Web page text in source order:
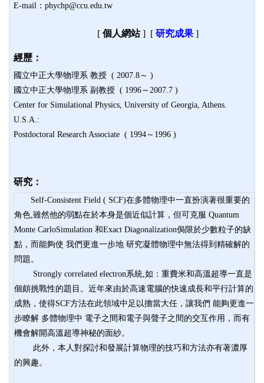
E-mail：phychp@ccu.edu.tw
[ 個人網站 ] [ 研究成果 ]
經歷：
國立中正大學物理系 教授 ( 2007.8～ )
國立中正大學物理系 副教授 ( 1996～2007.7 )
Center for Simulational Physics, University of Georgia, Athens.
U.S.A.:
Postdoctoral Research Associate ( 1994～1996 )
研究：
Self-Consistent Field ( SCF)在多體物理中一直扮演著很重要的
角色,雖然他的弱點在於本身是個近似計算，但可克服 Quantum
Monte CarloSimulation 和Exact Diagonalization侷限於少數粒子的缺
點，而能夠使 我們更進一步地 研究凝體物理中無法得到精確解的
問題。
Strongly correlated electron系統,如：重費米和高溫超導一直是
個頗挑戰性的題目。近年來由於高速電腦的快速成長和平行計算的
成熟，使得SCF方法在此領域中足以擔當大任，讓我們 能夠更進一
步瞭解 多體物理中 電子之間和電子與聲子之間的交互作用，而有
機會解開高溫超導神秘的面紗。
此外，本人對探討和發展計算物理的技巧和方法亦有著濃厚
的興趣。